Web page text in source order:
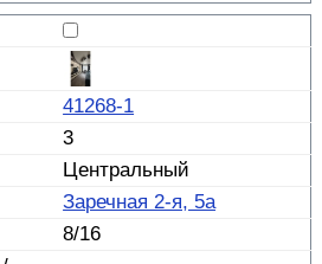
41268-1
3
Центральный
Заречная 2-я, 5а
8/16